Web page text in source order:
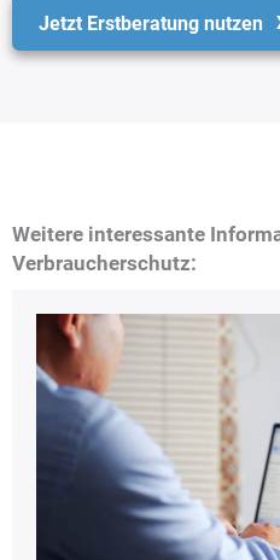
Jetzt Erstberatung nutzen
Weitere interessante
Verbraucherschutz: